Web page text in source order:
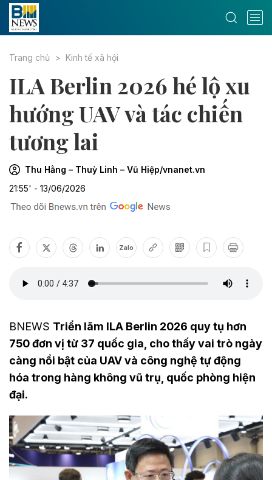
Trang chủ Kinh tế xã hội
ILA Berlin 2026 hé lộ xu
hướng UAV và tác chiến
tương lai
Thu Hằng – Thuỳ Linh – Vũ Hiệp/vnanet.vn
21:55' - 13/06/2026
Zalo
BNEWS Triển lãm ILA Berlin 2026 quy tụ hơn
750 đơn vị từ 37 quốc gia, cho thấy vai trò ngày
càng nổi bật của UAV và công nghệ tự động
hóa trong hàng không vũ trụ, quốc phòng hiện
đại.